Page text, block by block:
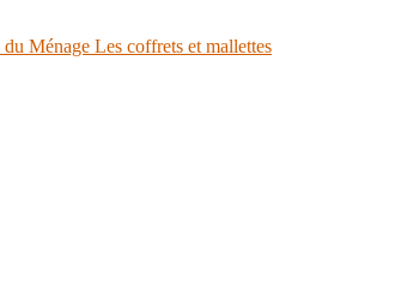
du Ménage Les coffrets et mallettes